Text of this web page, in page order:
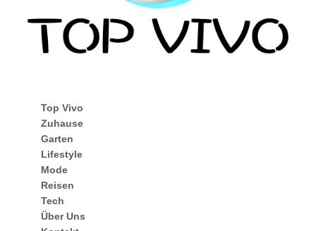
Top Vivo
Zuhause
Garten
Lifestyle
Mode
Reisen
Tech
Über Uns